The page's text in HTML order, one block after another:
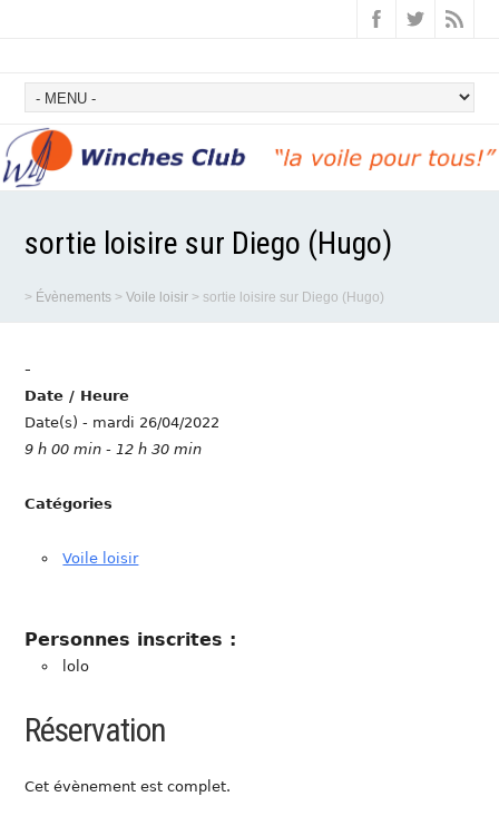
sortie loisire sur Diego (Hugo)
> Évènements >Voile loisir > sortie loisire sur Diego (Hugo)
-
Date / Heure
Date(s) - mardi 26/04/2022
9 h 00 min - 12 h 30 min
Catégories
Voile loisir
Personnes inscrites :
lolo
Réservation
Cet évènement est complet.